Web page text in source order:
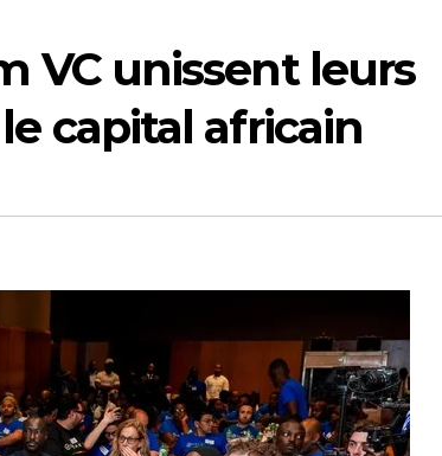
VC unissent leurs
capital africain